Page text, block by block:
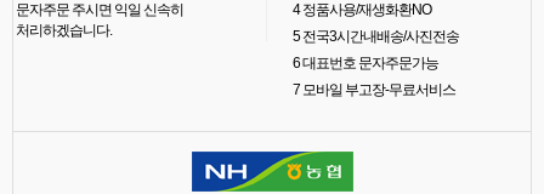
문자주문 주시면 익일 신속히
처리하겠습니다.
4정품사용/재생화환NO
5전국3시간내배송/사진전송
6대표번호 문자주문가능
7모바일 부고장-무료서비스